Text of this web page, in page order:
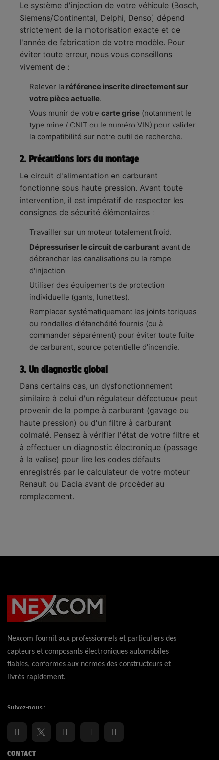
Le système d'injection de votre véhicule (Bosch,
Siemens/Continental, Delphi, Denso) dépend
strictement de la motorisation exacte et de
l'année de fabrication de votre modèle. Pour
éviter toute erreur, nous vous conseillons
vivement de :
Relever la référence inscrite directement sur
votre pièce actuelle.
Vous munir de votre carte grise (notamment le
type mine / CNIT ou le numéro VIN) pour valider
la compatibilité sur notre outil de recherche.
2. Précautions lors du montage
Le circuit d'alimentation en carburant
fonctionne sous haute pression. Avant toute
intervention, il est impératif de respecter les
consignes de sécurité élémentaires :
Travailler sur un moteur totalement froid.
Dépressuriser le circuit de carburant avant de
débrancher les canalisations ou la rampe
d'injection.
Utiliser des équipements de protection
individuelle (gants, lunettes).
Remplacer systématiquement les joints toriques
ou rondelles d'étanchéité fournis (ou à
commander séparément) pour éviter toute fuite
de carburant, source potentielle d'incendie.
3. Un diagnostic global
Dans certains cas, un dysfonctionnement
similaire à celui d'un régulateur défectueux peut
provenir de la pompe à carburant (gavage ou
haute pression) ou d'un filtre à carburant
colmaté. Pensez à vérifier l'état de votre filtre et
à effectuer un diagnostic électronique (passage
à la valise) pour lire les codes défauts
enregistrés par le calculateur de votre moteur
Renault ou Dacia avant de procéder au
remplacement.
Nexcom fournit aux professionnels et particuliers des
capteurs et composants électroniques automobiles
fiables, conformes aux normes des constructeurs et
livrés rapidement.
Suivez-nous :
CONTACT